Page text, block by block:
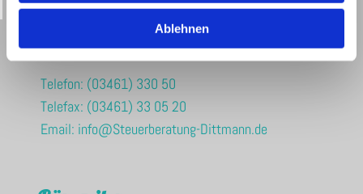
Ablehnen
Kontaktdaten
Telefon: (03461) 330 50
Telefax: (03461) 33 05 20
Email: info@Steuerberatung-Dittmann.de